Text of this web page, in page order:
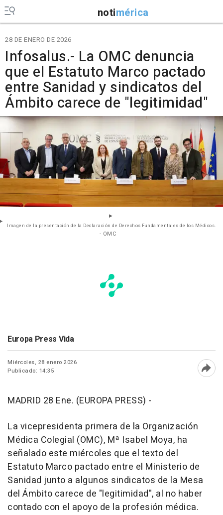
notimérica
28 DE ENERO DE 2026
Infosalus.- La OMC denuncia
que el Estatuto Marco pactado
entre Sanidad y sindicatos del
Ámbito carece de "legitimidad"
Imagen de la presentación de la Declaración de Derechos Fundamentales de los Médicos.
- OMC
Europa Press Vida
Miércoles, 28 enero 2026
Publicado: 14:35
MADRID 28 Ene. (EUROPA PRESS) -
La vicepresidenta primera de la Organización
Médica Colegial (OMC), Mª Isabel Moya, ha
señalado este miércoles que el texto del
Estatuto Marco pactado entre el Ministerio de
Sanidad junto a algunos sindicatos de la Mesa
del Ámbito carece de "legitimidad", al no haber
contado con el apoyo de la profesión médica.